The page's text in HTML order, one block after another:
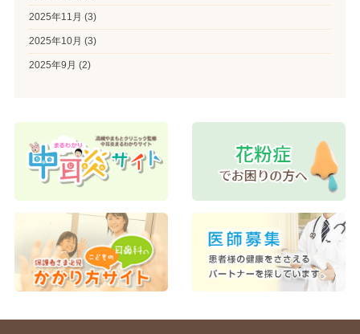
2025年11月 (3)
2025年10月 (3)
2025年9月 (2)